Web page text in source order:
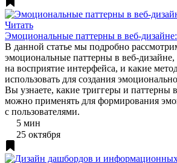
Читать
Эмоциональные паттерны в веб-
В данной статье мы подробно
эмоциональные паттерны в веб-
на восприятие интерфейса, и какие
использовать для создания
Вы узнаете, какие триггеры и паттерны
можно применять для формирования
с пользователями.
5 мин
25 октября